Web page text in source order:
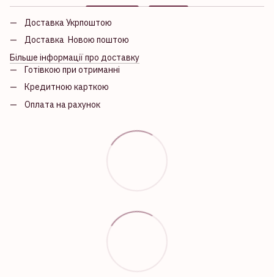
Доставка Укрпоштою
Доставка Новою поштою
Більше інформації про доставку
Готівкою при отриманні
Кредитною карткою
Оплата на рахунок